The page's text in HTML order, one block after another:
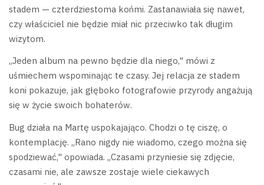
stadem — czterdziestoma końmi. Zastanawiała się nawet,
czy właściciel nie będzie miał nic przeciwko tak długim
wizytom.
„Jeden album na pewno będzie dla niego," mówi z
uśmiechem wspominając te czasy. Jej relacja ze stadem
koni pokazuje, jak głęboko fotografowie przyrody angażują
się w życie swoich bohaterów.
Bug działa na Martę uspokajająco. Chodzi o tę ciszę, o
kontemplację. „Rano nigdy nie wiadomo, czego można się
spodziewać," opowiada. „Czasami przyniesie się zdjęcie,
czasami nie, ale zawsze zostaje wiele ciekawych